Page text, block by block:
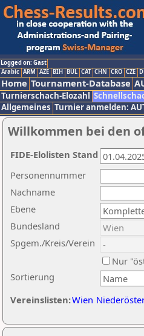
Logged on: Gast
Arabic ARM AZE BIH BUL CAT CHN CRO CZE
Home Tournament-Database
Turnierschach-Elozahl
Allgemeines Turnier anmelden:
Willkommen bei den
Nachname
Ebene
Sortierung
Personennummer
Bundesland
Spgem./Kreis/Verein
Nur
Vereinslisten:Wien
FIDE-Elolisten Stand